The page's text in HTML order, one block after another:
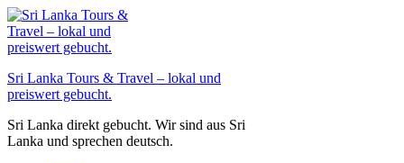
Zum
Inhalt
springen
Sri Lanka Tours & Travel – lokal und
preiswert gebucht.
Sri Lanka direkt gebucht. Wir sind aus Sri
Lanka und sprechen deutsch.